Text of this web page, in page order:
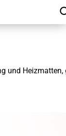
und Heiz­mat­ten,